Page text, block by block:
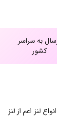
به سراسر
کشور
فروش انواع لنز اعم از لنز